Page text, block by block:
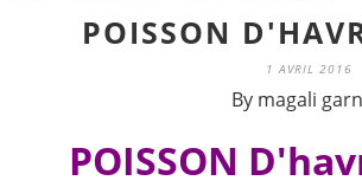
POISSON
1 AVRIL 2016
By magali
POISSON